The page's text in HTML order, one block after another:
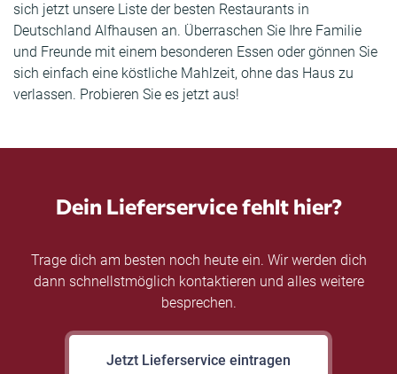
sich jetzt unsere Liste der besten Restaurants in
Deutschland Alfhausen an. Überraschen Sie Ihre Familie
und Freunde mit einem besonderen Essen oder gönnen Sie
sich einfach eine köstliche Mahlzeit, ohne das Haus zu
verlassen. Probieren Sie es jetzt aus!
Dein Lieferservice fehlt hier?
Trage dich am besten noch heute ein. Wir werden dich
dann schnellstmöglich kontaktieren und alles weitere
besprechen.
Jetzt Lieferservice eintragen